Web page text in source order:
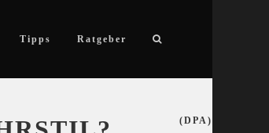
Tipps Ratgeber
(DPA)